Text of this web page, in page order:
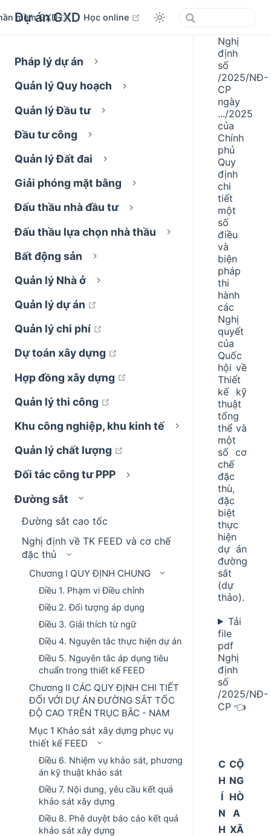
Dự án GXD
mềm GXD open in new window
Học online open in new window
Pháp lý dự án
Quản lý Quy hoạch
Quản lý Đầu tư
Đầu tư công
Quản lý Đất đai
Giải phóng mặt bằng
Đấu thầu nhà đầu tư
Đấu thầu lựa chọn nhà thầu
Bất động sản
Quản lý Nhà ở
Quản lý dự án
Quản lý chi phí
Dự toán xây dựng
open in new window
Hợp đồng xây dựng
open in new window
Quản lý thi công
Khu công nghiệp, khu kinh tế
Quản lý chất lượng
open in new window
Đối tác công tư PPP
Đường sắt
Đường sắt cao tốc
Nghị định về TK FEED và cơ chế
đặc thủ
Chương I QUY ĐỊNH CHUNG
Điều 1. Phạm vi Điều chỉnh
Điều 2. Đối tượng áp dụng
Điều 3. Giải thích từ ngữ
Điều 4. Nguyên tắc thực hiện dự án
Điều 5. Nguyên tắc áp dụng tiêu
chuẩn trong thiết kế FEED
Chương II CÁC QUY ĐỊNH CHI TIẾT
ĐỐI VỚI DỰ ÁN ĐƯỜNG SẮT TỐC
ĐỘ CAO TRÊN TRỤC BẮC - NAM
Mục 1 Khảo sát xây dựng phục vụ
thiết kế FEED
Điều 6. Nhiệm vụ khảo sát, phương
án kỹ thuật khảo sát
Điều 7. Nội dung, yêu cầu kết quả
khảo sát xây dựng
Điều 8. Phê duyệt báo cáo kết quả
khảo sát xây dựng
Nghị
định
số
/2025/NĐ-
CP
ngày
.../2025
của
Chính
phủ
Quy
định
chi
tiết
một
số
điều
và
biện
pháp
thi
hành
các
Nghị
quyết
của
Quốc
hội về
Thiết
kế kỹ
thuật
tổng
thể và
một
số cơ
chế
đặc
thù,
đặc
biệt
thực
hiện
dự án
đường
sắt
(dự
thảo).
Tải
file
pdf
Nghị
định
số
/2025/NĐ-
CP 👈
C
H
Í
N
H
CỘ
NG
HÒ
A
XÃ